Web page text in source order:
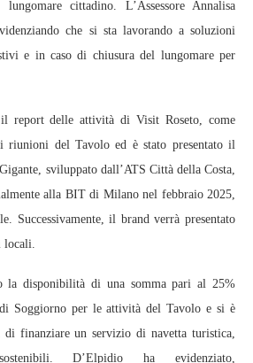
cittadino. L’Assessore Annalisa
che si sta lavorando a soluzioni
e in caso di chiusura del lungomare per
report delle attività di Visit Roseto, come
riunioni del Tavolo ed è stato presentato il
sviluppato dall’ATS Città della Costa,
alla BIT di Milano nel febbraio 2025,
Successivamente, il brand verrà presentato
locali.
la disponibilità di una somma pari al 25%
di Soggiorno per le attività del Tavolo e si è
di finanziare un servizio di navetta turistica,
D’Elpidio ha evidenziato,